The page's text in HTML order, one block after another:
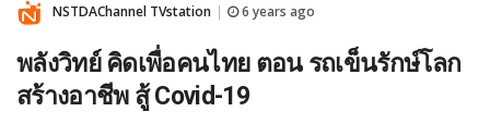
NSTDAChannel TVstation 6 years ago
พลังวิทย์ คิดเพื่อคนไทย ตอน รถเข็นรักษ์โลก
สร้างอาชีพ สู้ Covid-19